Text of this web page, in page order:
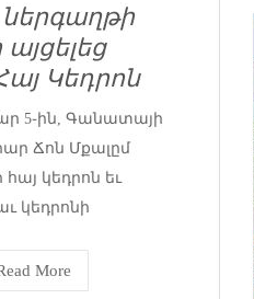
Կեդրոն
5֊ին, Գանատայի
Ճոն Մքալըմ
հայ կեդրոն եւ
կեդրոնի
More